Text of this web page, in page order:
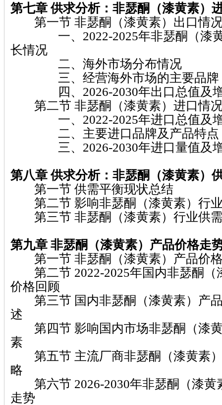
第七章供求分析：非瑟酮（漆黄素）
第一节 非瑟酮（漆黄素）出口情
一、2022-2025年非瑟酮（漆黄
长情况
二、海外市场分布情况
三、经营海外市场的主要品牌
四、2026-2030年出口总值及增
第二节 非瑟酮（漆黄素）进口情
一、2022-2025年进口总值及增
二、主要进口品牌及产品特点
三、2026-2030年进口量值及增
第八章供求分析：非瑟酮（漆黄素）
第一节 供需平衡现状总结
第二节 影响非瑟酮（漆黄素）行
第三节 非瑟酮（漆黄素）行业供
第九章 非瑟酮（漆黄素） 产品价格走
第一节 非瑟酮（漆黄素）产品价
第二节 2022-2025年国内非瑟酮（
价格回顾
第三节 国内非瑟酮（漆黄素）产
述
第四节 影响国内市场非瑟酮（漆
素
第五节 主流厂商非瑟酮（漆黄素
略
第六节 2026-2030年非瑟酮（漆黄
走势